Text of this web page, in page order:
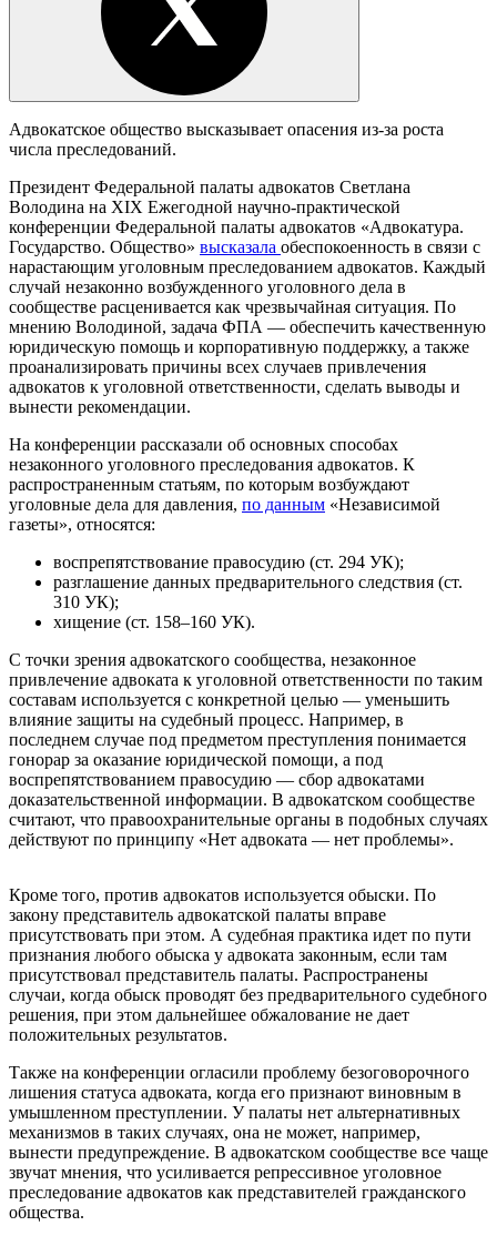
Адвокатское общество высказывает опасения из-за роста
числа преследований.
Президент Федеральной палаты адвокатов Светлана
Володина на XIX Ежегодной научно-практической
конференции Федеральной палаты адвокатов «Адвокатура.
Государство. Общество» высказала обеспокоенность в связи с
нарастающим уголовным преследованием адвокатов. Каждый
случай незаконно возбужденного уголовного дела в
сообществе расценивается как чрезвычайная ситуация. По
мнению Володиной, задача ФПА — обеспечить качественную
юридическую помощь и корпоративную поддержку, а также
проанализировать причины всех случаев привлечения
адвокатов к уголовной ответственности, сделать выводы и
вынести рекомендации.
На конференции рассказали об основных способах
незаконного уголовного преследования адвокатов. К
распространенным статьям, по которым возбуждают
уголовные дела для давления, по данным «Независимой
газеты», относятся:
воспрепятствование правосудию (ст. 294 УК);
разглашение данных предварительного следствия (ст.
310 УК);
хищение (ст. 158–160 УК).
С точки зрения адвокатского сообщества, незаконное
привлечение адвоката к уголовной ответственности по таким
составам используется с конкретной целью — уменьшить
влияние защиты на судебный процесс. Например, в
последнем случае под предметом преступления понимается
гонорар за оказание юридической помощи, а под
воспрепятствованием правосудию — сбор адвокатами
доказательственной информации. В адвокатском сообществе
считают, что правоохранительные органы в подобных случаях
действуют по принципу «Нет адвоката — нет проблемы».
Кроме того, против адвокатов используется обыски. По
закону представитель адвокатской палаты вправе
присутствовать при этом. А судебная практика идет по пути
признания любого обыска у адвоката законным, если там
присутствовал представитель палаты. Распространены
случаи, когда обыск проводят без предварительного судебного
решения, при этом дальнейшее обжалование не дает
положительных результатов.
Также на конференции огласили проблему безоговорочного
лишения статуса адвоката, когда его признают виновным в
умышленном преступлении. У палаты нет альтернативных
механизмов в таких случаях, она не может, например,
вынести предупреждение. В адвокатском сообществе все чаще
звучат мнения, что усиливается репрессивное уголовное
преследование адвокатов как представителей гражданского
общества.